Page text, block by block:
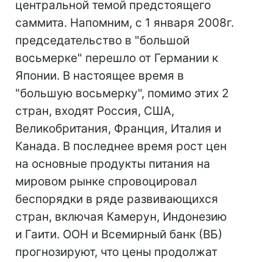
центральной темой предстоящего
саммита. Напомним, с 1 января 2008г.
председательство в "большой
восьмерке" перешло от Германии к
Японии. В настоящее время в
"большую восьмерку", помимо этих 2
стран, входят Россия, США,
Великобритания, Франция, Италия и
Канада. В последнее время рост цен
на основные продукты питания на
мировом рынке спровоцировал
беспорядки в ряде развивающихся
стран, включая Камерун, Индонезию
и Гаити. ООН и Всемирный банк (ВБ)
прогнозируют, что цены продолжат